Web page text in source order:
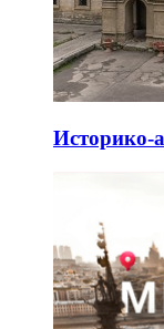
Историко-